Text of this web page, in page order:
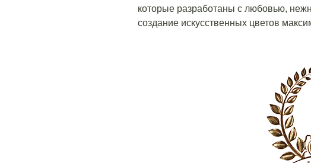
которые разработаны с любовью,
создание искусственных цветов